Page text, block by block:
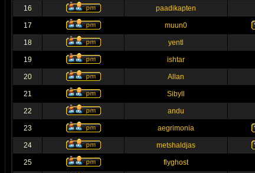
16 paadikapten
17 muun0
18 yentl
19 ishtar
20 Allan
21 Sibyll
22 andu
23 aegrimonia
24 metshaldjas
25 flyghost